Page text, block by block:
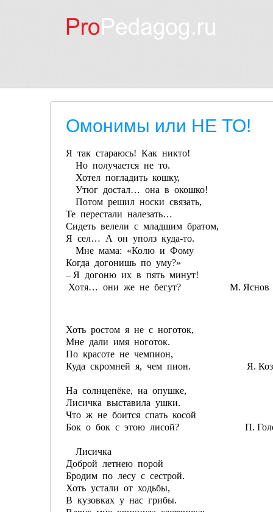
Омонимы или НЕ ТО!
Я так стараюсь! Как никто!
Но получается не то.
Хотел погладить кошку,
Утюг достал… она в окошко!
Потом решил носки связать,
Те перестали налезать…
Сидеть велели с младшим братом,
Я сел… А он уполз куда-то.
Мне мама: «Колю и Фому
Когда догонишь по уму?»
– Я догоню их в пять минут!
Хотя… они же не бегут? М. Яснов
Хоть ростом я не с ноготок,
Мне дали имя ноготок.
По красоте не чемпион,
Куда скромней я, чем пион. Я.
На солнцепёке, на опушке,
Лисичка выставила ушки.
Что ж не боится спать косой
Бок о бок с этою лисой? П.
Лисичка
Доброй летнею порой
Бродим по лесу с сестрой.
Хоть устали от ходьбы,
В кузовках у нас грибы.